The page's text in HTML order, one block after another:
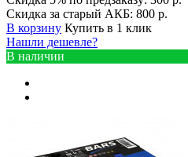
Скидка за старый АКБ: 800 р.
В корзину Купить в 1 клик
Нашли дешевле?
В наличии